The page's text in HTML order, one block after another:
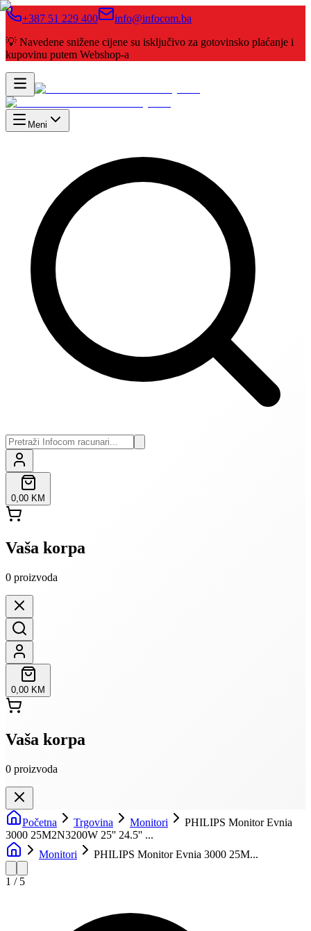
+387 51 229 400
info@infocom.ba
💡 Navedene snižene cijene su isključivo za gotovinsko plaćanje i
kupovinu putem Webshop-a
Meni
0,00 KM
Vaša korpa
0 proizvoda
0,00 KM
Vaša korpa
0 proizvoda
Početna Trgovina Monitori
PHILIPS Monitor Evnia
3000 25M2N3200W 25'' 24.5'' ...
Monitori
PHILIPS Monitor Evnia 3000 25M...
1 / 5